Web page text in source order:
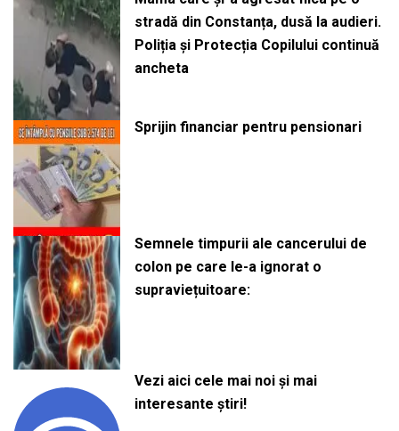
stradă din Constanța, dusă la audieri.
Poliția și Protecția Copilului continuă
ancheta
Sprijin financiar pentru pensionari
Semnele timpurii ale cancerului de
colon pe care le-a ignorat o
supraviețuitoare:
Vezi aici cele mai noi și mai
interesante știri!